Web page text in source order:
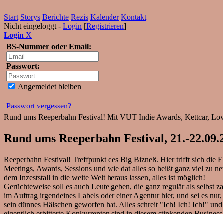
Start Storys Berichte Rezis Kalender Kontakt
Nicht eingeloggt - Login [Registrieren]
Login X
BS-Nummer oder Email:
Passwort:
Angemeldet bleiben
Passwort vergessen?
Rund ums Reeperbahn Festival! Mit VUT Indie Awards, Kettcar,
Rund ums Reeperbahn Festival, 21.-
Reeperbahn Festival! Treffpunkt des Big Bizneß. Hier trifft sich die
Meetings, Awards, Sessions und wie dat alles so heißt ganz viel zu
dem Inzeststall in die weite Welt heraus lassen, alles ist möglich!
Gerüchteweise soll es auch Leute geben, die ganz regulär als
im Auftrag irgendeines Labels oder einer Agentur hier, und sei es
sein dünnes Hälschen geworfen hat. Alles schreit "Ich! Ich! Ich!"